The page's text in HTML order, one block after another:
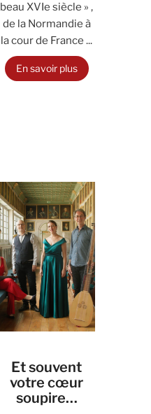
beau XVIe siècle » ,
de la Normandie à
la cour de France ...
En savoir plus
Et souvent
votre cœur
soupire…